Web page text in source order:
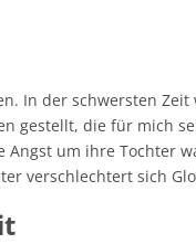
In der schwersten
gestellt, die für mich
um ihre Tochter
verschlechtert sich